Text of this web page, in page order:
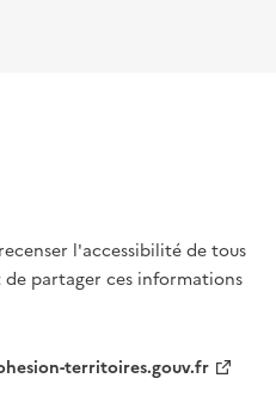
l'accessibilité de tous
partager ces informations
territoires.gouv.fr